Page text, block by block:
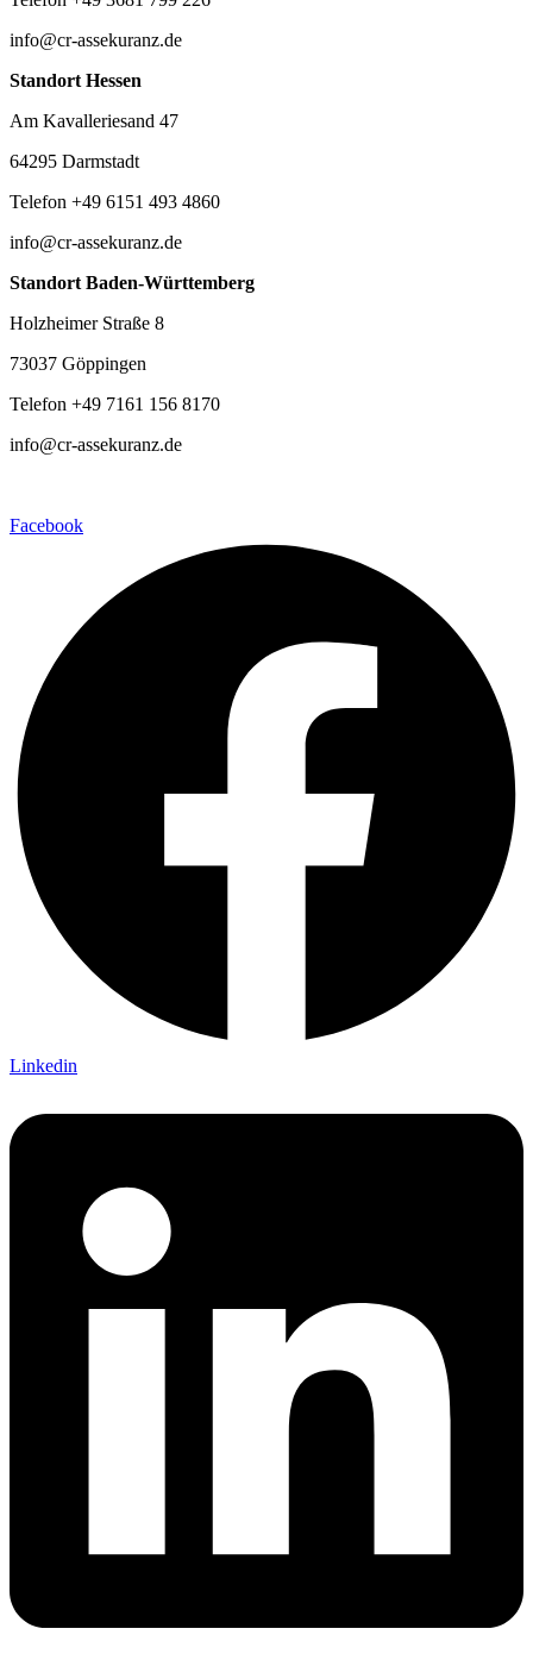
info@cr-assekuranz.de
Standort Hessen
Am Kavalleriesand 47
64295 Darmstadt
Telefon +49 6151 493 4860
info@cr-assekuranz.de
Standort Baden-Württemberg
Holzheimer Straße 8
73037 Göppingen
Telefon +49 7161 156 8170
info@cr-assekuranz.de
Facebook
Linkedin